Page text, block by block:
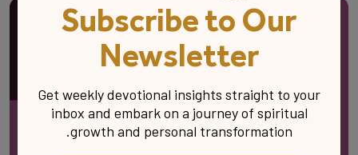
Subscribe to Our
Newsletter
Get weekly devotional insights straight to your
inbox and embark on a journey of spiritual
growth and personal transformation.